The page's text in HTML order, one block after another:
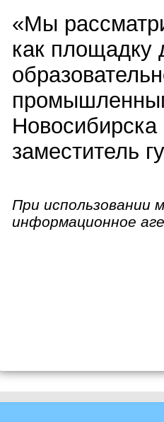
«Мы
как площадку
заместитель
При использовании
информационное